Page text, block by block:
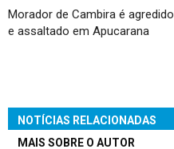
Morador de Cambira é agredido
e assaltado em Apucarana
NOTÍCIAS RELACIONADAS
MAIS SOBRE O AUTOR